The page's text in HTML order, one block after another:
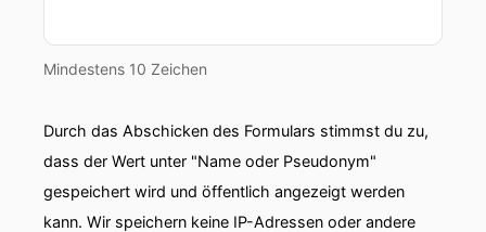
Mindestens 10 Zeichen
Durch das Abschicken des Formulars stimmst du zu,
dass der Wert unter "Name oder Pseudonym"
gespeichert wird und öffentlich angezeigt werden
kann. Wir speichern keine IP-Adressen oder andere